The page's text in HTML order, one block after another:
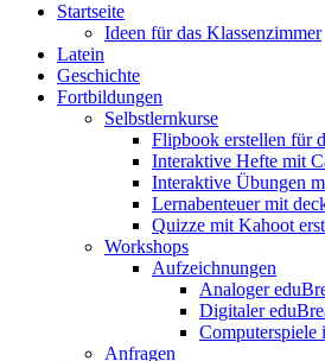
Startseite
Ideen für das Klassenzimmer
Latein
Geschichte
Fortbildungen
Selbstlernkurse
Flipbook erstellen für
Interaktive Hefte mit
Interaktive Übungen
Lernabenteuer mit
Quizze mit Kahoot
Workshops
Aufzeichnungen
Analoger
Digitaler
Computerspiele
Anfragen